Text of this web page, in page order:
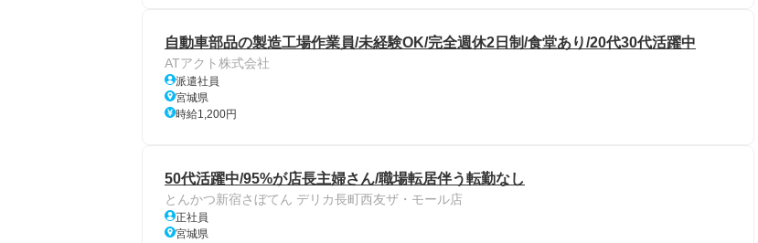
自動車部品の製造工場作業員/未経験OK/完全週休2日制/食堂あり/20代30代活躍中
ATアクト株式会社
派遣社員
宮城県
時給1,200円
50代活躍中/95%が店長主婦さん/職場転居伴う転勤なし
とんかつ新宿さぼてん デリカ長町西友ザ・モール店
正社員
宮城県